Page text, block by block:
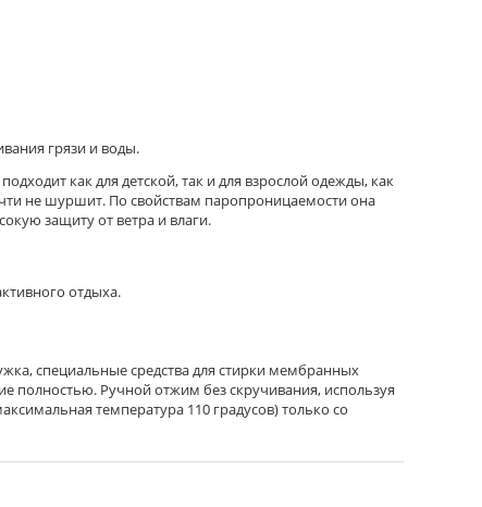
грязи и воды.
как для детской, так и для взрослой одежды, как
не шуршит. По свойствам паропроницаемости она
защиту от ветра и влаги.
отдыха.
специальные средства для стирки мембранных
полностью. Ручной отжим без скручивания, используя
температура 110 градусов) только со